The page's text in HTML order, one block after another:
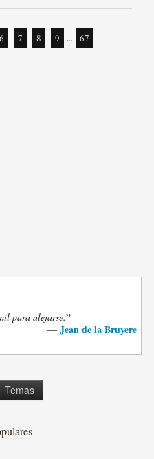
6 7 8 9 ... 67
para alejarse.”
— Jean de la Bruyere
Temas